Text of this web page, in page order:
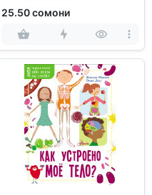
25.50 сомони